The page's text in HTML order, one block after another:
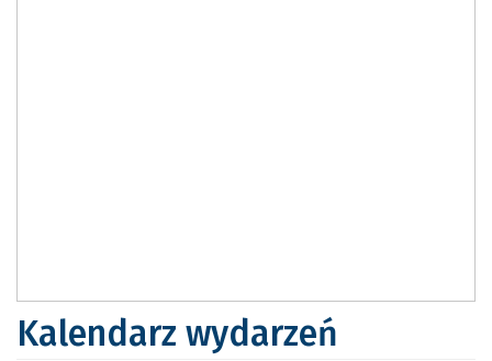
Kalendarz wydarzeń